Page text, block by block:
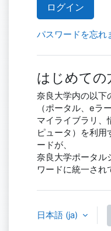
ログイン
パスワードを忘れ
はじめての
奈良大学内の以下
（ポータル、eラ
マイライブラリ、
ピュータ）を利用
ードが、
奈良大学ポータル
ワードに統一され
日本語 ‎(ja)‎